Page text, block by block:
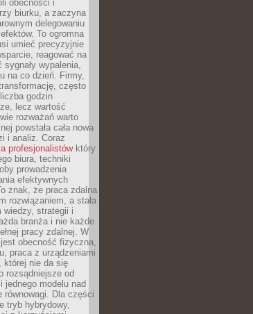
obecności i
biurku, a zaczyna
delegowaniu
To ogromna
umieć precyzyjnie
reagować na
wypalenia,
na co dzień. Firmy,
często
godzin
lecz wartość
rozważań warto
powstała cała nowa
i analiz. Coraz
profesjonalistówktóry
biura, techniki
prowadzenia
efektywnych
znak, że praca zdalna
rozwiązaniem, a stała
wiedzy, strategii i
branża i nie każde
pracy zdalnej. W
obecność fizyczna,
praca z urządzeniami
której nie da się
rozsądniejsze od
jednego modelu nad
równowagi. Dla części
tryb hybrydowy,